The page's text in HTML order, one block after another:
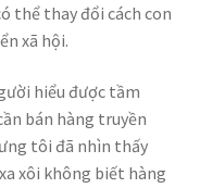
thể thay đổi cách con
xã hội.
hiểu được tầm
bán hàng truyền
tôi đã nhìn thấy
xôi không biết hàng